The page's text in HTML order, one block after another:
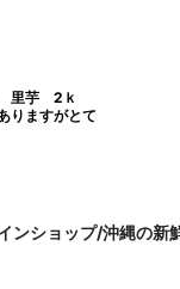
里芋 2ｋ
りますがとて
ンショップ/沖縄の新